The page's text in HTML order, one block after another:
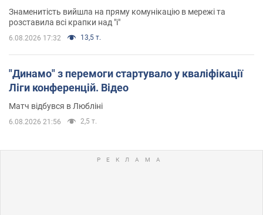
Знаменитість вийшла на пряму комунікацію в мережі та
розставила всі крапки над "і"
6.08.2026 17:32 13,5 т.
"Динамо" з перемоги стартувало у кваліфікації
Ліги конференцій. Відео
Матч відбувся в Любліні
6.08.2026 21:56 2,5 т.